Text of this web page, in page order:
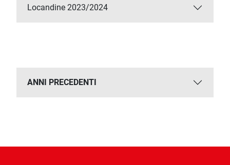
Locandine 2023/2024
ANNI PRECEDENTI